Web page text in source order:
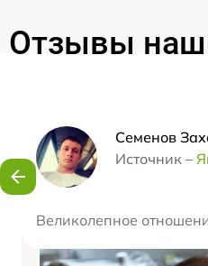
Отзывы
Семенов
Источник –
Великолепное
Наши